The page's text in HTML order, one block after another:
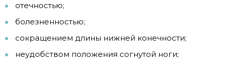
отечностью;
болезненностью;
сокращением длины нижней конечности;
неудобством положения согнутой ноги;